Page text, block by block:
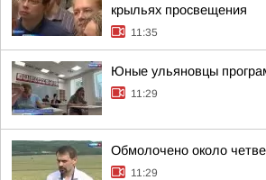
крыльях просвещения
11:35
Юные ульяновцы
11:29
Обмолочено около
11:29